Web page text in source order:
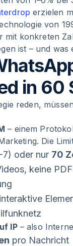
erzielen
von
mit konkreten
ist – und
in 60
reden,
– einem
Die
7) oder nur 70
keine
IP– also
pro Nachricht